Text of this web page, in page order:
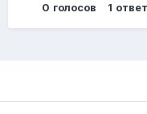
0 голосов 1 ответ